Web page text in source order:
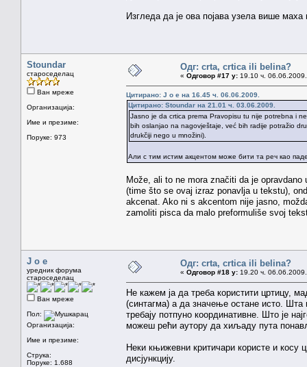
Изгледа да је ова појава узела више
Stoundar
староседелац
Ван мреже
Организација:
Име и презиме:
Поруке: 973
Одг: crta, crtica ili belina?
« Одговор #17 у: 19.10 ч.
Цитирано: J o e на 16.45 ч. 06.06.2009.
Цитирано: Stoundar на 21.01 ч. 03.06.2009.
Jasno je da crtica prema Pravopisu tu nije potrebna i
bih oslanjao na nagovještaje, već bih radije potražio
drukčiji nego u množini).
Али с тим истим акцентом може бити та реч као
Može, ali to ne mora značiti da je
(time što se ovaj izraz ponavlja u tekstu),
akcenat. Ako ni s akcentom nije jasno,
zamoliti pisca da malo preformuliše svoj
J o e
уредник форума
староседелац
Ван мреже
Пол:
Организација:
Име и презиме:
Струка:
Поруке: 1.688
Одг: crta, crtica ili belina?
« Одговор #18 у: 19.20 ч.
Не кажем ја да треба користити цртицу,
(синтагма) а да значење остане исто. Шта
требају потпуно координативне. Што је
можеш рећи аутору да хиљаду пута
Неки књижевни критичари користе и
дисјункцију.